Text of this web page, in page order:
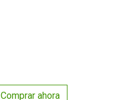
Comprar ahora